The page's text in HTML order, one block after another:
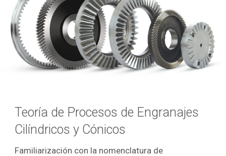
Teoría de Procesos de Engranajes
Cilíndricos y Cónicos
Familiarización con la nomenclatura de